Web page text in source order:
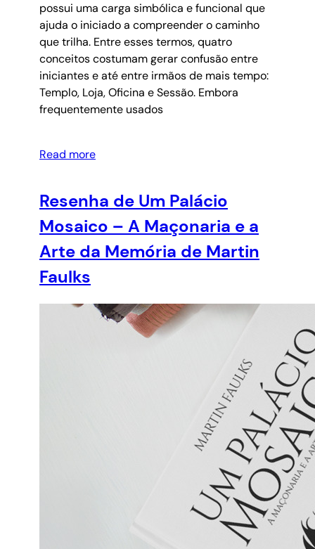
possui uma carga simbólica e funcional que
ajuda o iniciado a compreender o caminho
que trilha. Entre esses termos, quatro
conceitos costumam gerar confusão entre
iniciantes e até entre irmãos de mais tempo:
Templo, Loja, Oficina e Sessão. Embora
frequentemente usados
Read more
Resenha de Um Palácio
Mosaico – A Maçonaria e a
Arte da Memória de Martin
Faulks